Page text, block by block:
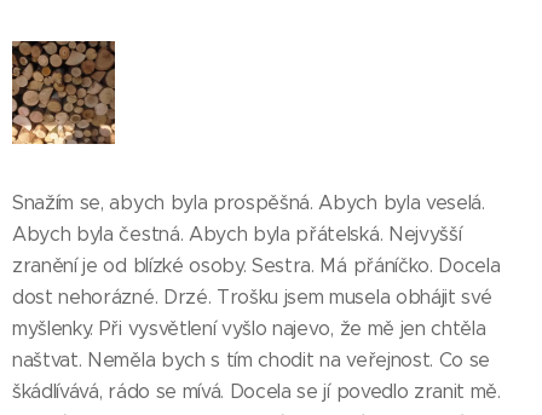
Snažím se, abych byla prospěšná. Abych byla veselá.
Abych byla čestná. Abych byla přátelská. Nejvyšší
zranění je od blízké osoby. Sestra. Má přáníčko. Docela
dost nehorázné. Drzé. Trošku jsem musela obhájit své
myšlenky. Při vysvětlení vyšlo najevo, že mě jen chtěla
naštvat. Neměla bych s tím chodit na veřejnost. Co se
škádlívává, rádo se mívá. Docela se jí povedlo zranit mě.